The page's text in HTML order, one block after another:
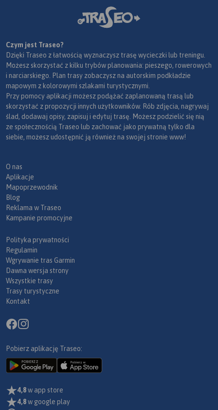
Czym jest Traseo?
Dzięki Traseo z łatwością wyznaczysz trasę wycieczki lub treningu.
Możesz skorzystać z kilku trybów planowania: pieszego, rowerowych
i narciarskiego. Plan trasy zobaczysz na autorskim podkładzie
mapowym z kolorowymi szlakami turystycznymi.
Przy pomocy aplikacji możesz podążać zaplanowaną trasą lub
skorzystać z propozycji innych użytkowników. Rób zdjęcia, nagrywaj
ślad, dodawaj opisy, zapisuj i edytuj trasę. Możesz podzielić się nią
ze społecznością Traseo lub zachować jako prywatną tylko dla
siebie, możesz udostępnić ją również na swojej stronie www!
O nas
Aplikacje
Mapoprzewodnik
Blog
Reklama w Traseo
Kampanie promocyjne
Polityka prywatności
Regulamin
Wgrywanie tras Garmin
Dawna wersja strony
Wszystkie trasy
Trasy turystyczne
Kontakt
Pobierz aplikację Traseo:
4,8w app store
4,8w google play